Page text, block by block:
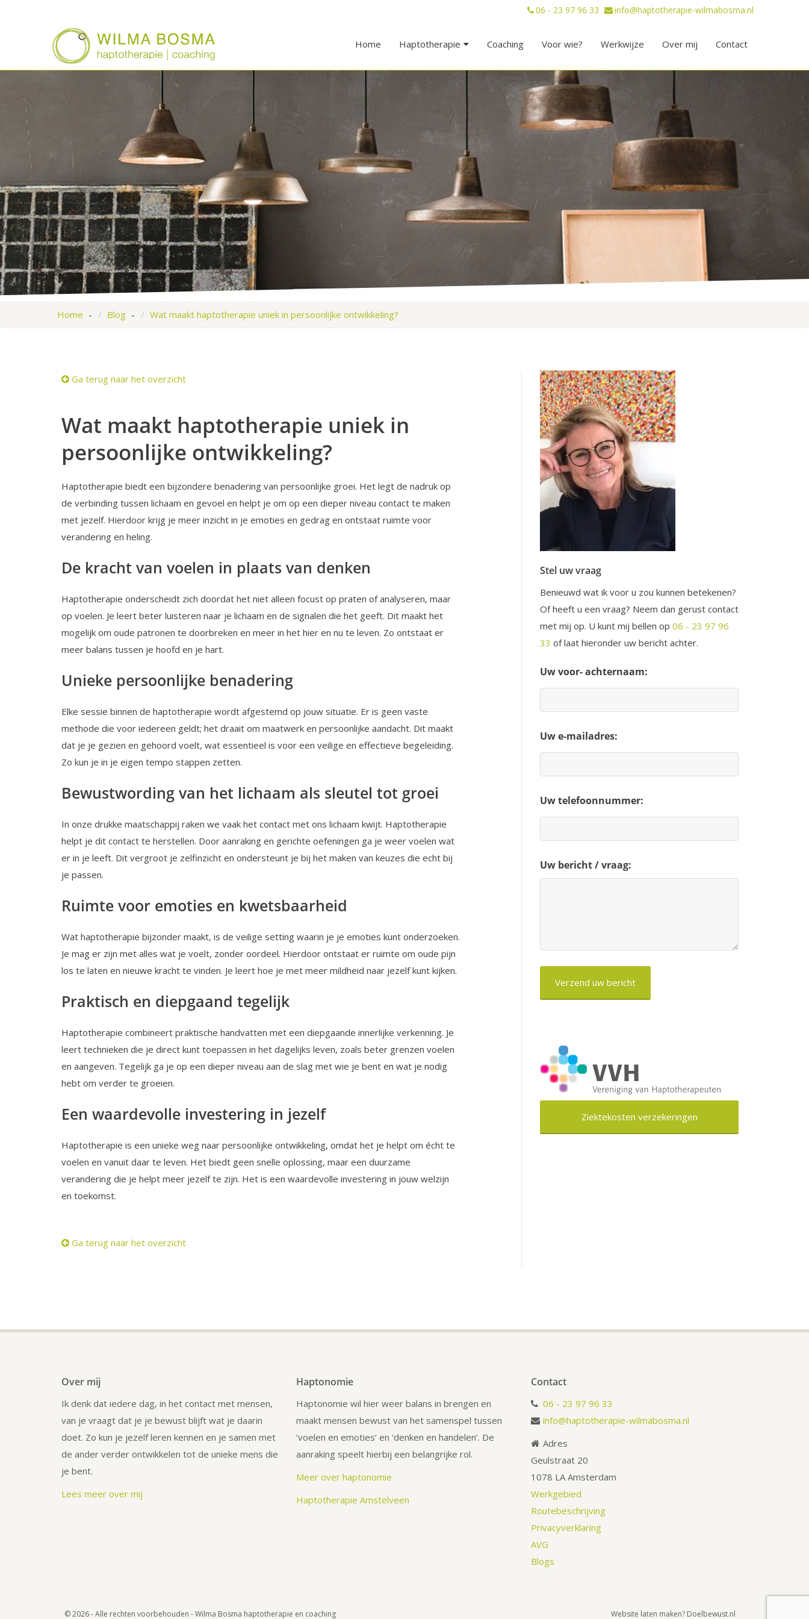
06 - 23 97 96 33 info@haptotherapie-wilmabosma.nl
Home Haptotherapie Coaching Voor wie? Werkwijze Over mij Contact
Home Blog Wat maakt haptotherapie uniek in persoonlijke ontwikkeling?
Ga terug naar het overzicht
Wat maakt haptotherapie uniek in
persoonlijke ontwikkeling?
Haptotherapie biedt een bijzondere benadering van persoonlijke groei. Het legt de nadruk op
de verbinding tussen lichaam en gevoel en helpt je om op een dieper niveau contact te maken
met jezelf. Hierdoor krijg je meer inzicht in je emoties en gedrag en ontstaat ruimte voor
verandering en heling.
De kracht van voelen in plaats van denken
Haptotherapie onderscheidt zich doordat het niet alleen focust op praten of analyseren, maar
op voelen. Je leert beter luisteren naar je lichaam en de signalen die het geeft. Dit maakt het
mogelijk om oude patronen te doorbreken en meer in het hier en nu te leven. Zo ontstaat er
meer balans tussen je hoofd en je hart.
Unieke persoonlijke benadering
Elke sessie binnen de haptotherapie wordt afgestemd op jouw situatie. Er is geen vaste
methode die voor iedereen geldt; het draait om maatwerk en persoonlijke aandacht. Dit maakt
dat je je gezien en gehoord voelt, wat essentieel is voor een veilige en effectieve begeleiding.
Zo kun je in je eigen tempo stappen zetten.
Bewustwording van het lichaam als sleutel tot groei
In onze drukke maatschappij raken we vaak het contact met ons lichaam kwijt. Haptotherapie
helpt je dit contact te herstellen. Door aanraking en gerichte oefeningen ga je weer voelen wat
er in je leeft. Dit vergroot je zelfinzicht en ondersteunt je bij het maken van keuzes die echt bij
je passen.
Ruimte voor emoties en kwetsbaarheid
Wat haptotherapie bijzonder maakt, is de veilige setting waarin je je emoties kunt onderzoeken.
Je mag er zijn met alles wat je voelt, zonder oordeel. Hierdoor ontstaat er ruimte om oude pijn
los te laten en nieuwe kracht te vinden. Je leert hoe je met meer mildheid naar jezelf kunt kijken.
Praktisch en diepgaand tegelijk
Haptotherapie combineert praktische handvatten met een diepgaande innerlijke verkenning. Je
leert technieken die je direct kunt toepassen in het dagelijks leven, zoals beter grenzen voelen
en aangeven. Tegelijk ga je op een dieper niveau aan de slag met wie je bent en wat je nodig
hebt om verder te groeien.
Een waardevolle investering in jezelf
Haptotherapie is een unieke weg naar persoonlijke ontwikkeling, omdat het je helpt om écht te
voelen en vanuit daar te leven. Het biedt geen snelle oplossing, maar een duurzame
verandering die je helpt meer jezelf te zijn. Het is een waardevolle investering in jouw welzijn
en toekomst.
Ga terug naar het overzicht
Stel uw vraag
Benieuwd wat ik voor u zou kunnen betekenen?
Of heeft u een vraag? Neem dan gerust contact
met mij op. U kunt mij bellen op 06 - 23 97 96
33 of laat hieronder uw bericht achter.
Uw voor- achternaam:
Uw e-mailadres:
Uw telefoonnummer:
Uw bericht / vraag:
CAPTCHA
Ziektekosten verzekeringen
Over mij
Ik denk dat iedere dag, in het contact met mensen,
van je vraagt dat je je bewust blijft wat je daarin
doet. Zo kun je jezelf leren kennen en je samen met
de ander verder ontwikkelen tot de unieke mens die
je bent.
Lees meer over mij
Haptonomie
Haptonomie wil hier weer balans in brengen en
maakt mensen bewust van het samenspel tussen
‘voelen en emoties’ en ‘denken en handelen’. De
aanraking speelt hierbij een belangrijke rol.
Meer over haptonomie
Haptotherapie Amstelveen
Contact
06 - 23 97 96 33
info@haptotherapie-wilmabosma.nl
Adres
Geulstraat 20
1078 LA Amsterdam
Werkgebied
Routebeschrijving
Privacyverklaring
AVG
Blogs
© 2026 - Alle rechten voorbehouden - Wilma Bosma haptotherapie en coaching Website laten maken? Doelbewust.nl